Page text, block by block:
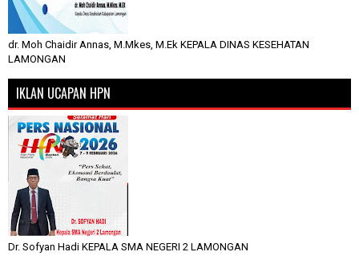
dr. Moh Chaidir Annas, M.Mkes, M.Ek KEPALA DINAS KESEHATAN
LAMONGAN
IKLAN UCAPAN HPN
Dr. Sofyan Hadi KEPALA SMA NEGERI 2 LAMONGAN